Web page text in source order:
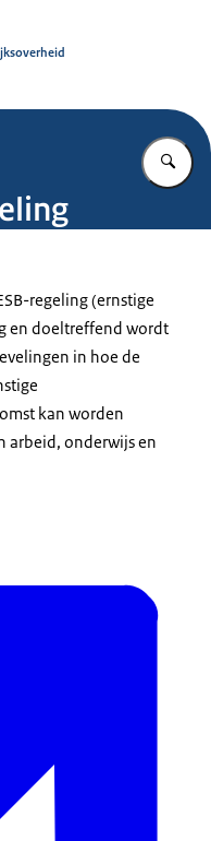
regeling (ernstige
en doeltreffend wordt
in hoe de
kan worden
arbeid, onderwijs en